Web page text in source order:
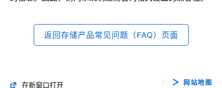
返回存储产品常见问题（FAQ）页面
在新窗口打开 网站地图